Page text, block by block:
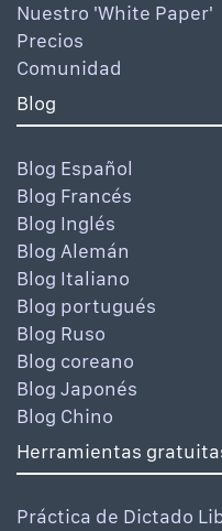
Nuestro 'White Paper'
Precios
Comunidad
Blog
Blog Español
Blog Francés
Blog Inglés
Blog Alemán
Blog Italiano
Blog portugués
Blog Ruso
Blog coreano
Blog Japonés
Blog Chino
Herramientas
Práctica de Dictado